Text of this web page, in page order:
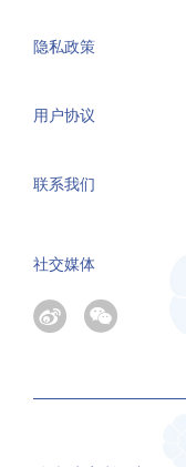
隐私政策
用户协议
联系我们
社交媒体